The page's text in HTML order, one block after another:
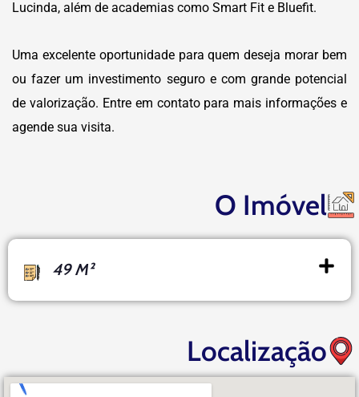
Lucinda, além de academias como Smart Fit e Bluefit.
Uma excelente oportunidade para quem deseja morar bem
ou fazer um investimento seguro e com grande potencial
de valorização. Entre em contato para mais informações e
agende sua visita.
O Imóvel
49 M²
Localização